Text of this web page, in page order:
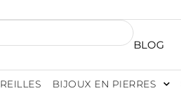
BLOG
BIJOUX EN PIERRES